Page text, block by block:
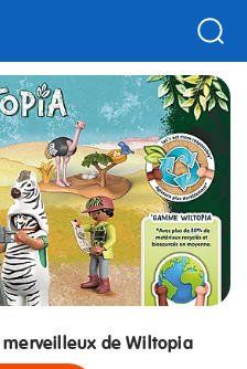
merveilleux de Wiltopia